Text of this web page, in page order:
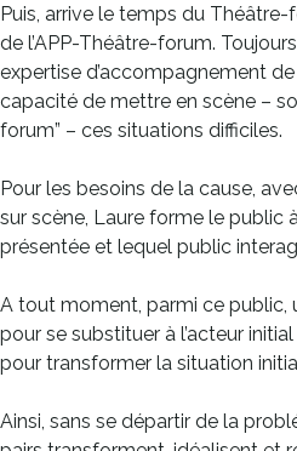
Puis, arrive le temps du
de l’APP-Théâtre-forum.
expertise d’accompagnement
capacité de mettre en scène –
forum” – ces situations difficiles.
Pour les besoins de la cause,
sur scène, Laure forme le public
présentée et lequel public
A tout moment, parmi ce public,
pour se substituer à l’acteur
pour transformer la situation
Ainsi, sans se départir de la